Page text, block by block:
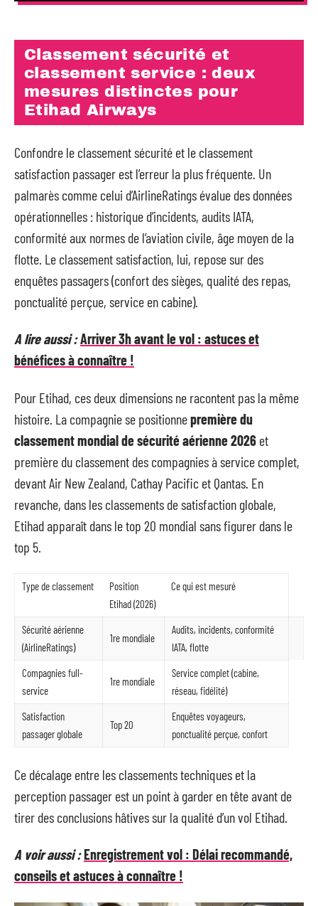
Classement sécurité et
classement service : deux
mesures distinctes pour
Etihad Airways
Confondre le classement sécurité et le classement
satisfaction passager est l’erreur la plus fréquente. Un
palmarès comme celui d’AirlineRatings évalue des données
opérationnelles : historique d’incidents, audits IATA,
conformité aux normes de l’aviation civile, âge moyen de la
flotte. Le classement satisfaction, lui, repose sur des
enquêtes passagers (confort des sièges, qualité des repas,
ponctualité perçue, service en cabine).
A lire aussi :Arriver 3h avant le vol : astuces et
bénéfices à connaître !
Pour Etihad, ces deux dimensions ne racontent pas la même
histoire. La compagnie se positionnepremière du
classement mondial de sécurité aérienne 2026 et
première du classement des compagnies à service complet,
devant Air New Zealand, Cathay Pacific et Qantas. En
revanche, dans les classements de satisfaction globale,
Etihad apparaît dans le top 20 mondial sans figurer dans le
top 5.
Type de classement
Position
Etihad (2026)
Ce qui est mesuré
Sécurité aérienne
(AirlineRatings)
1re mondiale
Audits, incidents, conformité
IATA, flotte
Compagnies full-
service
1re mondiale
Service complet (cabine,
réseau, fidélité)
Satisfaction
passager globale
Top 20
Enquêtes voyageurs,
ponctualité perçue, confort
Ce décalage entre les classements techniques et la
perception passager est un point à garder en tête avant de
tirer des conclusions hâtives sur la qualité d’un vol Etihad.
A voir aussi :Enregistrement vol : Délai recommandé,
conseils et astuces à connaître !